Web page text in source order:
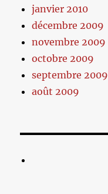
janvier 2010
décembre 2009
novembre 2009
octobre 2009
septembre 2009
août 2009